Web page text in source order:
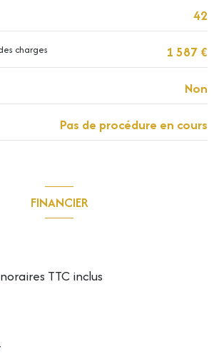
42
charges 1 587 €
Non
Pas de procédure en cours
FINANCIER
TTC inclus